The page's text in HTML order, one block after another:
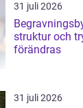
31 juli 2026
struktur och
förändras
31 juli 2026